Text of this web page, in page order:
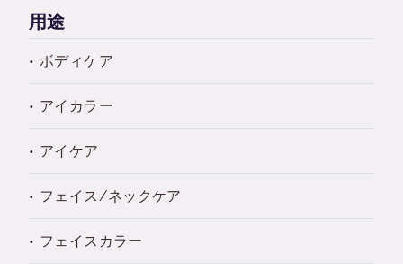
用途
ボディケア
アイカラー
アイケア
フェイス/ネックケア
フェイスカラー